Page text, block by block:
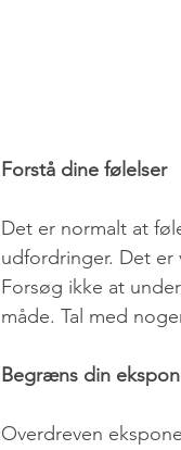
Forstå dine følelser
Det er normalt at
udfordringer. Det
Forsøg ikke at
måde. Tal med
Begræns din
Overdreven